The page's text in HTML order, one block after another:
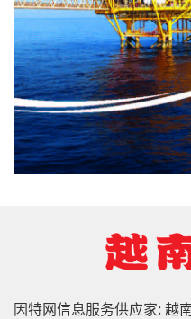
因特网信息服务供应家: 越